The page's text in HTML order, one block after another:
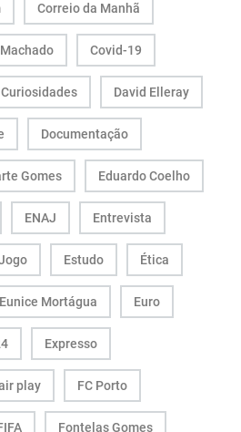
Correio da Manhã
Covid-19
Curiosidades David Elleray
Documentação
Gomes Eduardo Coelho
ENAJ Entrevista
Estudo Ética
Eunice Mortágua Euro
Expresso
play FC Porto
Fontelas Gomes